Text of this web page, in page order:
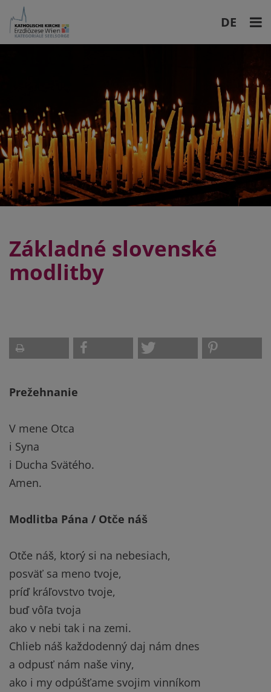
DE
EN
Základné slovenské
modlitby
Prežehnanie
V mene Otca
i Syna
i Ducha Svätého.
Amen.
Modlitba Pána / Otče náš
Otče náš, ktorý si na nebesiach,
posväť sa meno tvoje,
príď kráľovstvo tvoje,
buď vôľa tvoja
ako v nebi tak i na zemi.
Chlieb náš každodenný daj nám dnes
a odpusť nám naše viny,
ako i my odpúšťame svojim vinníkom